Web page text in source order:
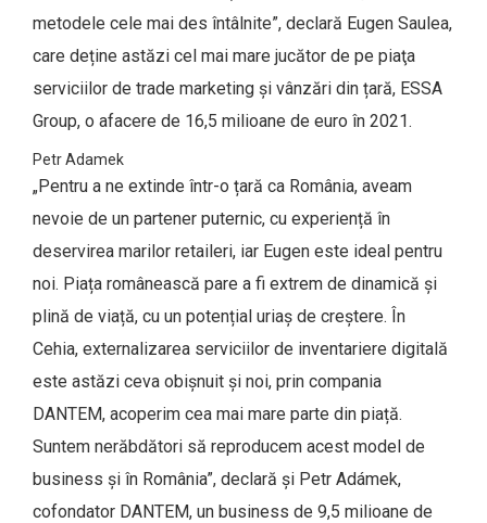
metodele cele mai des întâlnite”, declară Eugen Saulea,
care deține astăzi cel mai mare jucător de pe piaţa
serviciilor de trade marketing și vânzări din țară, ESSA
Group, o afacere de 16,5 milioane de euro în 2021.
Petr Adamek
„Pentru a ne extinde într-o țară ca România, aveam
nevoie de un partener puternic, cu experiență în
deservirea marilor retaileri, iar Eugen este ideal pentru
noi. Piața românească pare a fi extrem de dinamică și
plină de viață, cu un potențial uriaș de creștere. În
Cehia, externalizarea serviciilor de inventariere digitală
este astăzi ceva obișnuit și noi, prin compania
DANTEM, acoperim cea mai mare parte din piață.
Suntem nerăbdători să reproducem acest model de
business și în România”, declară și Petr Adámek,
cofondator DANTEM, un business de 9,5 milioane de